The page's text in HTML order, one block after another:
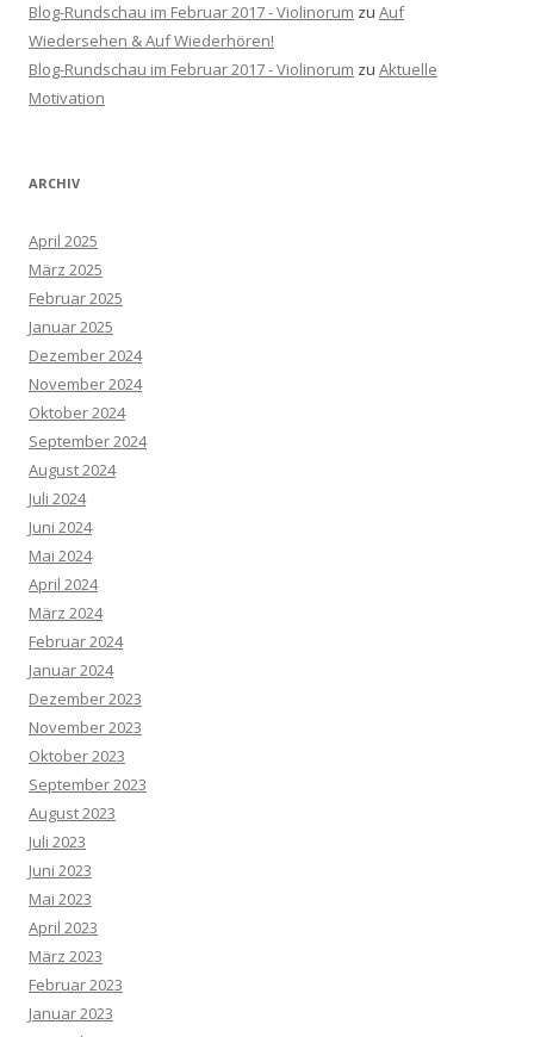
Blog-Rundschau im Februar 2017 - Violinorum zu Auf
Wiedersehen & Auf Wiederhören!
Blog-Rundschau im Februar 2017 - Violinorum zu Aktuelle
Motivation
ARCHIV
April 2025
März 2025
Februar 2025
Januar 2025
Dezember 2024
November 2024
Oktober 2024
September 2024
August 2024
Juli 2024
Juni 2024
Mai 2024
April 2024
März 2024
Februar 2024
Januar 2024
Dezember 2023
November 2023
Oktober 2023
September 2023
August 2023
Juli 2023
Juni 2023
Mai 2023
April 2023
März 2023
Februar 2023
Januar 2023